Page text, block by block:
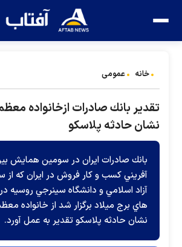
خانه عمومی
تقدير بانك صادرات ازخانواده
نشان حادثه پلاسكو
بانك صادرات ايران در سومين همايش
آفريني كسب و كار فروش در ايران كه از
آزاد اسلامي و دانشگاه سينرجي روسيه
هاي برج ميلاد برگزار شد از خانواده
نشان حادثه پلاسكو تقدير به عمل آورد.